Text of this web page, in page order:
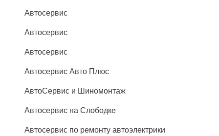
Автосервис
Автосервис
Автосервис
Автосервис Авто Плюс
АвтоСервис и Шиномонтаж
Автосервис на Слободке
Автосервис по ремонту автоэлектрики